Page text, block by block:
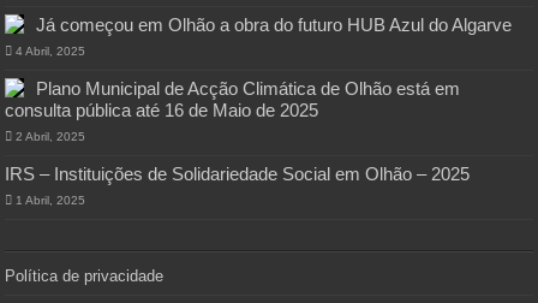
Já começou em Olhão a obra do futuro HUB Azul do Algarve
4 Abril, 2025
Plano Municipal de Acção Climática de Olhão está em
consulta pública até 16 de Maio de 2025
2 Abril, 2025
IRS – Instituições de Solidariedade Social em Olhão – 2025
1 Abril, 2025
Política de privacidade